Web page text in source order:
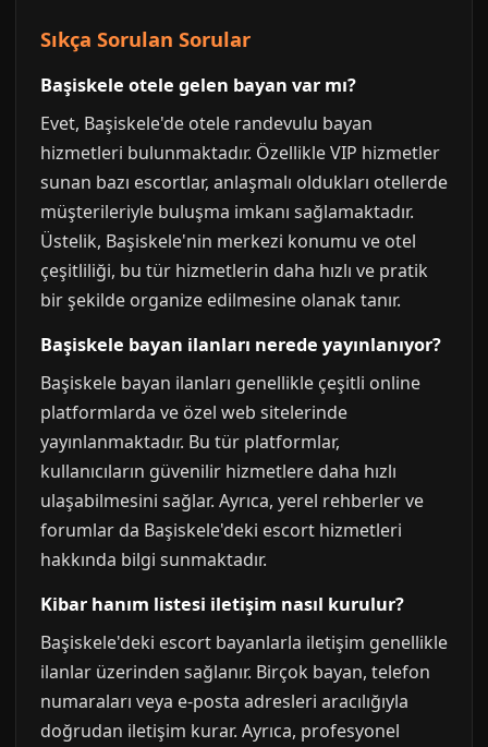
Sıkça Sorulan Sorular
Başiskele otele gelen bayan var mı?
Evet, Başiskele'de otele randevulu bayan
hizmetleri bulunmaktadır. Özellikle VIP hizmetler
sunan bazı escortlar, anlaşmalı oldukları otellerde
müşterileriyle buluşma imkanı sağlamaktadır.
Üstelik, Başiskele'nin merkezi konumu ve otel
çeşitliliği, bu tür hizmetlerin daha hızlı ve pratik
bir şekilde organize edilmesine olanak tanır.
Başiskele bayan ilanları nerede yayınlanıyor?
Başiskele bayan ilanları genellikle çeşitli online
platformlarda ve özel web sitelerinde
yayınlanmaktadır. Bu tür platformlar,
kullanıcıların güvenilir hizmetlere daha hızlı
ulaşabilmesini sağlar. Ayrıca, yerel rehberler ve
forumlar da Başiskele'deki escort hizmetleri
hakkında bilgi sunmaktadır.
Kibar hanım listesi iletişim nasıl kurulur?
Başiskele'deki escort bayanlarla iletişim genellikle
ilanlar üzerinden sağlanır. Birçok bayan, telefon
numaraları veya e-posta adresleri aracılığıyla
doğrudan iletişim kurar. Ayrıca, profesyonel